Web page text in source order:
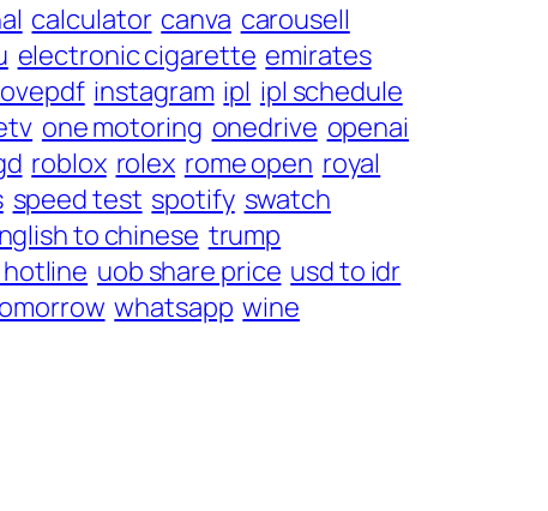
calculator canva carousell
electronic cigarette emirates
instagram ipl ipl schedule
one motoring onedrive openai
roblox rolex rome open royal
speed test spotify swatch
to chinese trump
uob share price usd to idr
whatsapp wine